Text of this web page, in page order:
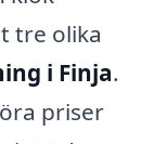
tre olika
i Finja.
priser